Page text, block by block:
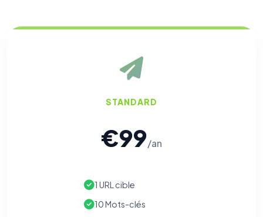
STANDARD
€99/an
1 URL cible
10 Mots-clés